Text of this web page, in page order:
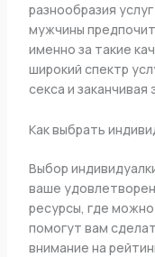
разнообразия
мужчины
именно за такие
широкий спектр
секса и
Как выбрать
Выбор
ваше
ресурсы, где
помогут вам
внимание на